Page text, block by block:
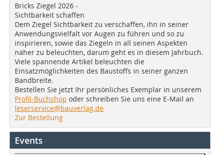
Bricks Ziegel 2026 -
Sichtbarkeit schaffen
Dem Ziegel Sichtbarkeit zu verschaffen, ihn in seiner
Anwendungsvielfalt vor Augen zu führen und so zu
inspirieren, sowie das Ziegeln in all seinen Aspekten
näher zu beleuchten, darum geht es in diesem Jahrbuch.
Viele spannende Artikel beleuchten die
Einsatzmöglichkeiten des Baustoffs in seiner ganzen
Bandbreite.
Bestellen Sie jetzt Ihr persönliches Exemplar in unserem
Profil-Buchshop oder schreiben Sie uns eine E-Mail an
leserservice@bauverlag.de
Zur Bestellung
Events